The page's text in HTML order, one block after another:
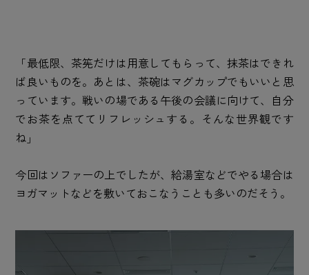
「最低限、茶筅だけは用意してもらって、抹茶はできれ
ば良いものを。あとは、茶碗はマグカップでもいいと思
っています。戦いの場である午後の会議に向けて、自分
でお茶を点ててリフレッシュする。そんな世界観です
ね」
今回はソファーの上でしたが、給湯室などでやる場合は
ヨガマットなどを敷いておこなうことも多いのだそう。